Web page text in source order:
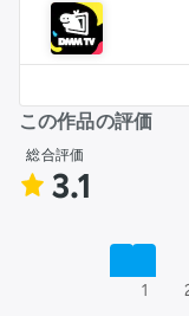
この作品の評価
総合評価
3.1
1